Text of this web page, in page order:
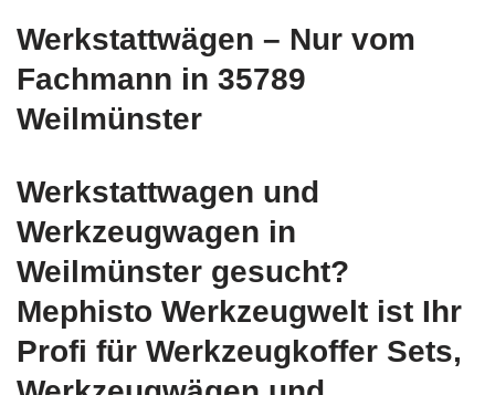
Werkstattwägen – Nur vom
Fachmann in 35789
Weilmünster
Werkstattwagen und
Werkzeugwagen in
Weilmünster gesucht?
Mephisto Werkzeugwelt ist Ihr
Profi für Werkzeugkoffer Sets,